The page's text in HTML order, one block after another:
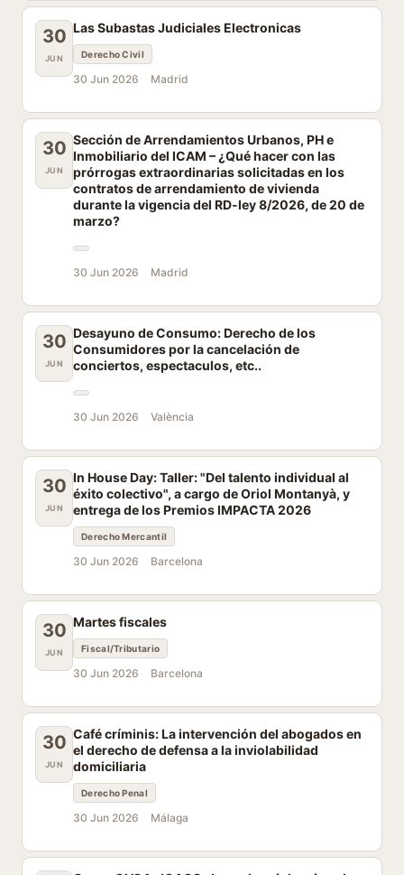
30
JUN
Las Subastas Judiciales Electronicas
Derecho Civil
30 Jun 2026 Madrid
30
JUN
Sección de Arrendamientos Urbanos, PH e
Inmobiliario del ICAM – ¿Qué hacer con las
prórrogas extraordinarias solicitadas en los
contratos de arrendamiento de vivienda
durante la vigencia del RD-ley 8/2026, de 20 de
marzo?
30 Jun 2026 Madrid
30
JUN
Desayuno de Consumo: Derecho de los
Consumidores por la cancelación de
conciertos, espectaculos, etc..
30 Jun 2026 València
30
JUN
In House Day: Taller: "Del talento individual al
éxito colectivo", a cargo de Oriol Montanyà, y
entrega de los Premios IMPACTA 2026
Derecho Mercantil
30 Jun 2026 Barcelona
30
JUN
Martes fiscales
Fiscal/Tributario
30 Jun 2026 Barcelona
30
JUN
Café críminis: La intervención del abogados en
el derecho de defensa a la inviolabilidad
domiciliaria
Derecho Penal
30 Jun 2026 Málaga